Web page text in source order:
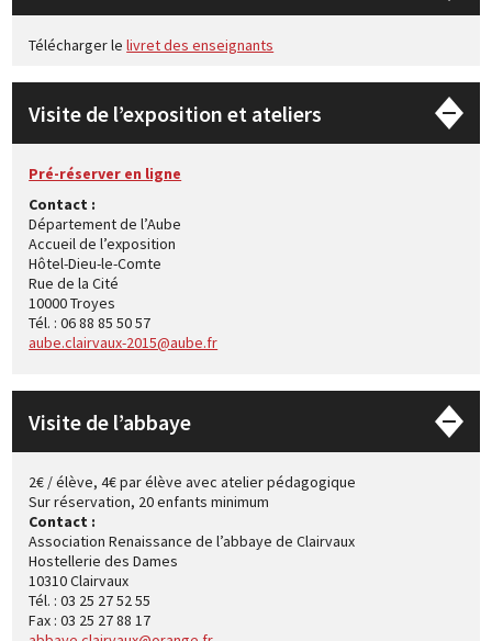
Télécharger lelivret des enseignants
Visite de l’exposition et ateliers
Pré-réserver en ligne
Contact :
Département de l’Aube
Accueil de l’exposition
Hôtel-Dieu-le-Comte
Rue de la Cité
10000 Troyes
Tél. : 06 88 85 50 57
aube.clairvaux-2015@aube.fr
Visite de l’abbaye
2€ / élève, 4€ par élève avec atelier pédagogique
Sur réservation, 20 enfants minimum
Contact :
Association Renaissance de l’abbaye de Clairvaux
Hostellerie des Dames
10310 Clairvaux
Tél. : 03 25 27 52 55
Fax : 03 25 27 88 17